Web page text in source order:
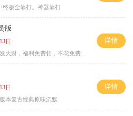
终极全靠打。神器靠打
版
日
大财，福利免费领，不花免费通关！
详情
日
本复古经典原味沉默
详情